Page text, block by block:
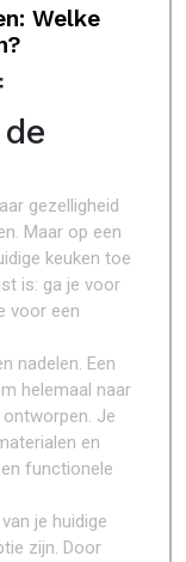
Welke
gezelligheid
Maar op een
keuken toe
is: ga je voor
voor een
nadelen. Een
helemaal naar
Je
en
functionele
je huidige
zijn. Door